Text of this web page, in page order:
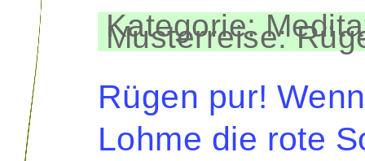
Kategorie:
Musterreise:
Rügen pur!
Lohme die rote